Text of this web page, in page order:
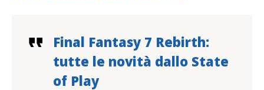
Final Fantasy 7 Rebirth:
tutte le novità dallo State
of Play